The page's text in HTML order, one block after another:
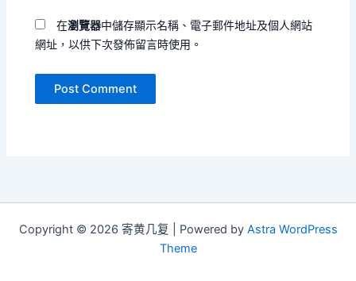
在瀏覽器中儲存顯示名稱、電子郵件地址及個人網站
網址，以供下次發佈留言時使用。
Copyright © 2026 寄黄几复 | Powered by Astra WordPress
Theme